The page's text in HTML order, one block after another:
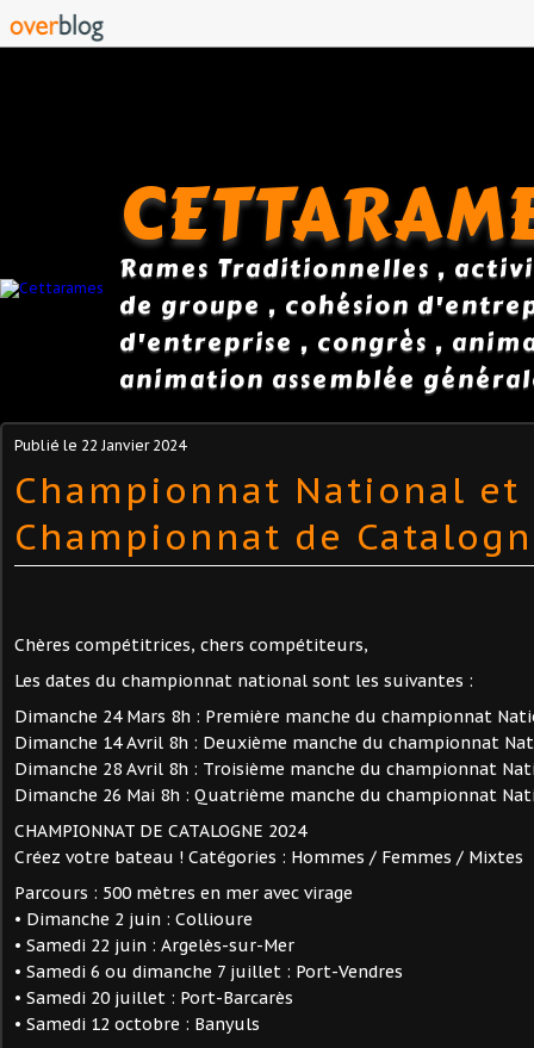
Rames Traditionnelles ,
de groupe , cohésion
d'entreprise , congrès ,
animation assemblée
Publié le 22 Janvier 2024
Championnat National et
Championnat de
Chères compétitrices, chers compétiteurs,
Les dates du championnat national sont les suivantes :
Dimanche 24 Mars 8h : Première manche du championnat
Dimanche 14 Avril 8h : Deuxième manche du championnat
Dimanche 28 Avril 8h : Troisième manche du championnat
Dimanche 26 Mai 8h : Quatrième manche du championnat
CHAMPIONNAT DE CATALOGNE 2024
Créez votre bateau ! Catégories : Hommes / Femmes / Mixtes
Parcours : 500 mètres en mer avec virage
• Dimanche 2 juin : Collioure
• Samedi 22 juin : Argelès-sur-Mer
• Samedi 6 ou dimanche 7 juillet : Port-Vendres
• Samedi 20 juillet : Port-Barcarès
• Samedi 12 octobre : Banyuls